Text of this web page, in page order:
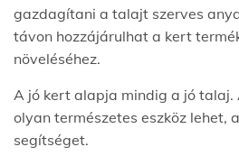
gazdagítani a talajt szerves
távon hozzájárulhat a kert
növeléséhez.
A jó kert alapja mindig a jó
olyan természetes eszköz lehet,
segítséget.